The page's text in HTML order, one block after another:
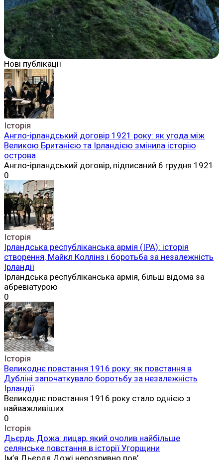
Нові публікації
Історія
Англо-ірландський договір 1921 року: як угода між
Великою Британією та Ірландією змінила історію
острова
Англо-ірландський договір, підписаний 6 грудня 1921
0
Історія
Ірландська республіканська армія (ІРА): історія
створення, Майкл Коллінз і боротьба за незалежність
Ірландії
Ірландська республіканська армія, більш відома за
абревіатурою
0
Історія
Великоднє повстання 1916 року: як повстання в
Дубліні започаткувало боротьбу за незалежність
Ірландії
Великоднє повстання 1916 року стало однією з
найважливіших
0
Історія
Дьєрдь Дожа: лицар, який очолив найбільше
селянське повстання в історії Угорщини